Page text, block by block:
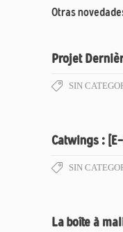
Otras
Projet
SIN
Catwings :
SIN
La boîte à